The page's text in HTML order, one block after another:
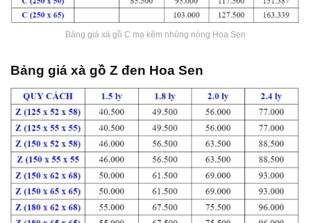
Bảng giá xà gồ C mạ kẽm nhúng nóng Hoa Sen
Bảng giá xà gồ Z đen Hoa Sen